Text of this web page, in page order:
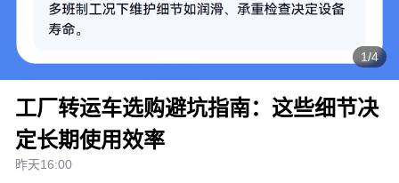
1/4
工厂转运车选购避坑指南：这些细节决
定长期使用效率
昨天16:00